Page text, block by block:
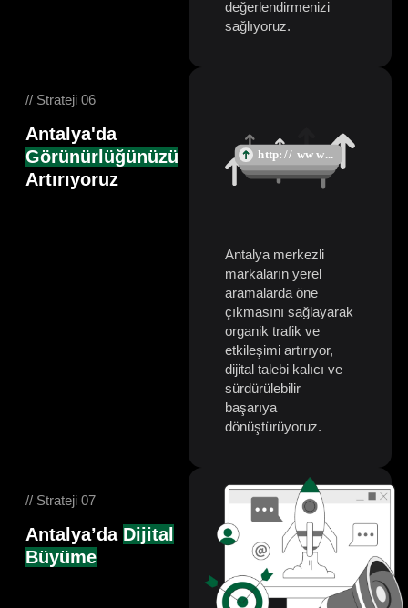
değerlendirmenizi
sağlıyoruz.
// Strateji 06
Antalya'da
Görünürlüğünüzü
Artırıyoruz
Antalya merkezli
markaların yerel
aramalarda öne
çıkmasını sağlayarak
organik trafik ve
etkileşimi artırıyor,
dijital talebi kalıcı ve
sürdürülebilir
başarıya
dönüştürüyoruz.
// Strateji 07
Antalya’da Dijital
Büyüme